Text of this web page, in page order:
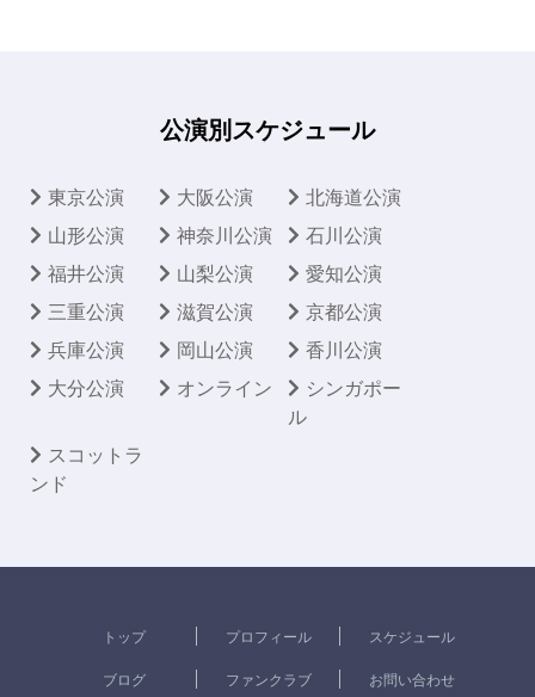
公演別スケジュール
東京公演 大阪公演
北海道公演
山形公演
神奈川公演
石川公演
福井公演
山梨公演
愛知公演
三重公演
滋賀公演
京都公演
兵庫公演
岡山公演
香川公演
大分公演
オンライン
シンガポー
ル
スコットラ
ンド
トップ プロフィール スケジュール
ブログ ファンクラブ お問い合わせ